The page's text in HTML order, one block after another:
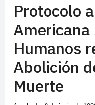
Protocolo
Americana
Humanos
Abolición
Muerte